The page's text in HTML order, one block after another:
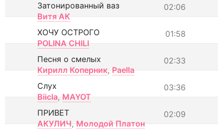
02:06
Затонированный ваз
Витя АК
01:58
ХОЧУ ОСТРОГО
POLINA CHILI
02:33
Песня о смелых
Кирилл Коперник, Paella
03:36
Слух
Biicla, MAYOT
02:09
ПРИВЕТ
АКУЛИЧ, Молодой Платон